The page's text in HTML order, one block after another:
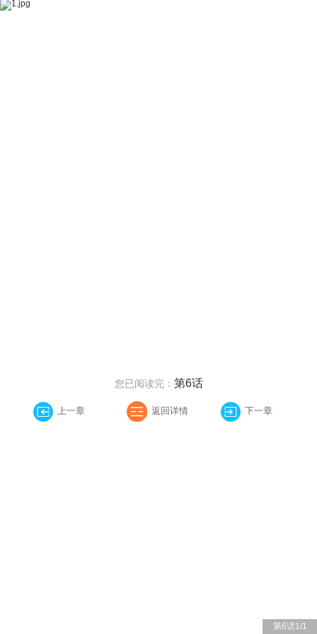
第6话1/1
您已阅读完： 第6话
上一章 返回详情 下一章